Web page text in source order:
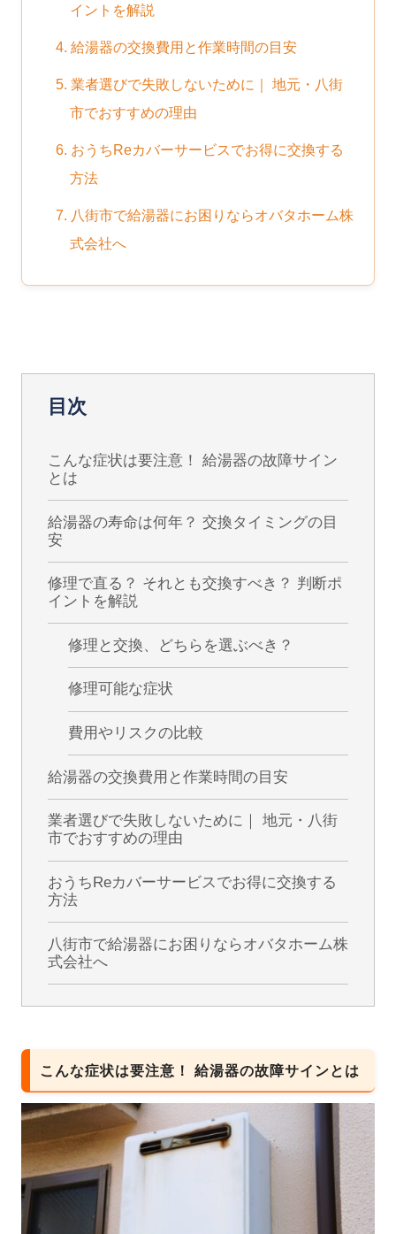
イントを解説
4. 給湯器の交換費用と作業時間の目安
5. 業者選びで失敗しないために｜ 地元・八街
市でおすすめの理由
6. おうちReカバーサービスでお得に交換する
方法
7. 八街市で給湯器にお困りならオバタホーム株
式会社へ
目次
こんな症状は要注意！ 給湯器の故障サイン
とは
給湯器の寿命は何年？ 交換タイミングの目
安
修理で直る？ それとも交換すべき？ 判断ポ
イントを解説
修理と交換、どちらを選ぶべき？
修理可能な症状
費用やリスクの比較
給湯器の交換費用と作業時間の目安
業者選びで失敗しないために｜ 地元・八街
市でおすすめの理由
おうちReカバーサービスでお得に交換する
方法
八街市で給湯器にお困りならオバタホーム株
式会社へ
こんな症状は要注意！ 給湯器の故障サインとは